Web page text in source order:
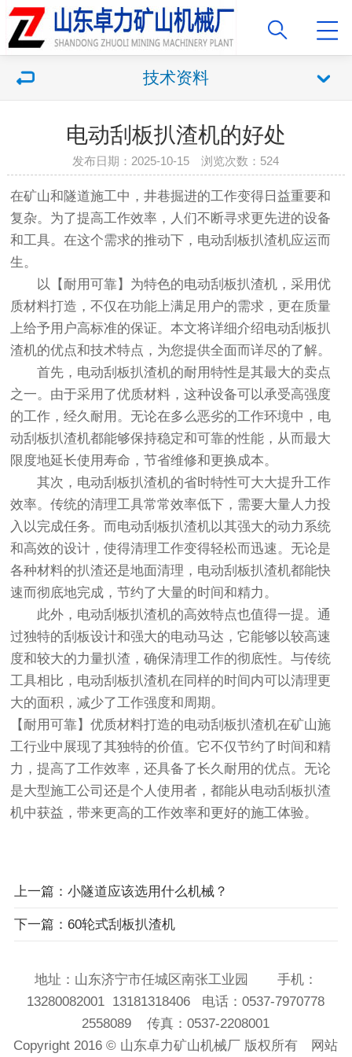
技术资料
电动刮板扒渣机的好处
发布日期：2025-10-15 浏览次数：524
在矿山和隧道施工中，井巷掘进的工作变得日益重要和
复杂。为了提高工作效率，人们不断寻求更先进的设备
和工具。在这个需求的推动下，电动刮板扒渣机应运而
生。
以【耐用可靠】为特色的电动刮板扒渣机，采用优
质材料打造，不仅在功能上满足用户的需求，更在质量
上给予用户高标准的保证。本文将详细介绍电动刮板扒
渣机的优点和技术特点，为您提供全面而详尽的了解。
首先，电动刮板扒渣机的耐用特性是其最大的卖点
之一。由于采用了优质材料，这种设备可以承受高强度
的工作，经久耐用。无论在多么恶劣的工作环境中，电
动刮板扒渣机都能够保持稳定和可靠的性能，从而最大
限度地延长使用寿命，节省维修和更换成本。
其次，电动刮板扒渣机的省时特性可大大提升工作
效率。传统的清理工具常常效率低下，需要大量人力投
入以完成任务。而电动刮板扒渣机以其强大的动力系统
和高效的设计，使得清理工作变得轻松而迅速。无论是
各种材料的扒渣还是地面清理，电动刮板扒渣机都能快
速而彻底地完成，节约了大量的时间和精力。
此外，电动刮板扒渣机的高效特点也值得一提。通
过独特的刮板设计和强大的电动马达，它能够以较高速
度和较大的力量扒渣，确保清理工作的彻底性。与传统
工具相比，电动刮板扒渣机在同样的时间内可以清理更
大的面积，减少了工作强度和周期。
【耐用可靠】优质材料打造的电动刮板扒渣机在矿山施
工行业中展现了其独特的价值。它不仅节约了时间和精
力，提高了工作效率，还具备了长久耐用的优点。无论
是大型施工公司还是个人使用者，都能从电动刮板扒渣
机中获益，带来更高的工作效率和更好的施工体验。
上一篇：小隧道应该选用什么机械？
下一篇：60轮式刮板扒渣机
地址：山东济宁市任城区南张工业园 手机：
13280082001 13181318406 电话：0537-7970778
2558089 传真：0537-2208001
Copyright 2016 © 山东卓力矿山机械厂 版权所有 网站